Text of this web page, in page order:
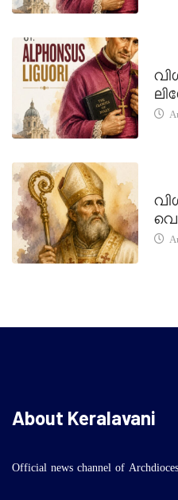
About Keralavani
Official news channel of